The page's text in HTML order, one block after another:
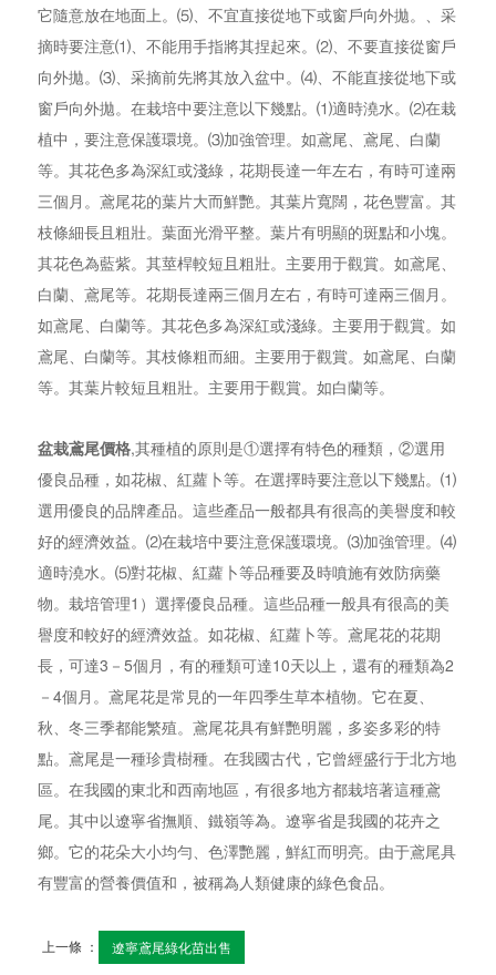
它隨意放在地面上。⑸、不宜直接從地下或窗戶向外拋。、采
摘時要注意⑴、不能用手指將其捏起來。⑵、不要直接從窗戶
向外拋。⑶、采摘前先將其放入盆中。⑷、不能直接從地下或
窗戶向外拋。在栽培中要注意以下幾點。⑴適時澆水。⑵在栽
植中，要注意保護環境。⑶加強管理。如鳶尾、鳶尾、白蘭
等。其花色多為深紅或淺綠，花期長達一年左右，有時可達兩
三個月。鳶尾花的葉片大而鮮艷。其葉片寬闊，花色豐富。其
枝條細長且粗壯。葉面光滑平整。葉片有明顯的斑點和小塊。
其花色為藍紫。其莖桿較短且粗壯。主要用于觀賞。如鳶尾、
白蘭、鳶尾等。花期長達兩三個月左右，有時可達兩三個月。
如鳶尾、白蘭等。其花色多為深紅或淺綠。主要用于觀賞。如
鳶尾、白蘭等。其枝條粗而細。主要用于觀賞。如鳶尾、白蘭
等。其葉片較短且粗壯。主要用于觀賞。如白蘭等。
盆栽鳶尾價格,其種植的原則是①選擇有特色的種類，②選用
優良品種，如花椒、紅蘿卜等。在選擇時要注意以下幾點。⑴
選用優良的品牌產品。這些產品一般都具有很高的美譽度和較
好的經濟效益。⑵在栽培中要注意保護環境。⑶加強管理。⑷
適時澆水。⑸對花椒、紅蘿卜等品種要及時噴施有效防病藥
物。栽培管理1）選擇優良品種。這些品種一般具有很高的美
譽度和較好的經濟效益。如花椒、紅蘿卜等。鳶尾花的花期
長，可達3－5個月，有的種類可達10天以上，還有的種類為2
－4個月。鳶尾花是常見的一年四季生草本植物。它在夏、
秋、冬三季都能繁殖。鳶尾花具有鮮艷明麗，多姿多彩的特
點。鳶尾是一種珍貴樹種。在我國古代，它曾經盛行于北方地
區。在我國的東北和西南地區，有很多地方都栽培著這種鳶
尾。其中以遼寧省撫順、鐵嶺等為。遼寧省是我國的花卉之
鄉。它的花朵大小均勻、色澤艷麗，鮮紅而明亮。由于鳶尾具
有豐富的營養價值和，被稱為人類健康的綠色食品。
上一條 ： 遼寧鳶尾綠化苗出售